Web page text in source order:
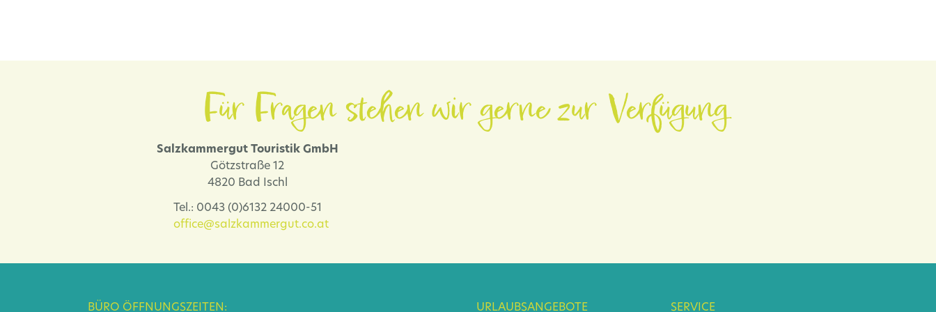
Für Fragen stehen wir gerne zur Verfügung.
Salzkammergut Touristik GmbH
Götzstraße 12
4820 Bad Ischl
Tel.: 0043 (0)6132 24000-51
office@salzkammergut.co.at
BÜRO ÖFFNUNGSZEITEN: URLAUBSANGEBOTE SERVICE